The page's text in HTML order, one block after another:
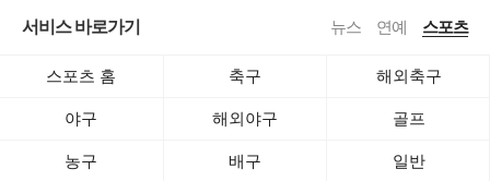
서비스 바로가기 뉴스 연예 스포츠
스포츠 홈 축구 해외축구
야구 해외야구 골프
농구 배구 일반